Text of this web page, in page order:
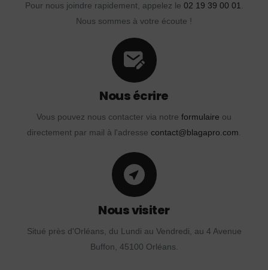
Pour nous joindre rapidement, appelez le 02 19 39 00 01.
Nous sommes à votre écoute !
Nous écrire
Vous pouvez nous contacter via notre formulaire ou
directement par mail à l'adresse contact@blagapro.com.
Nous visiter
Situé près d'Orléans, du Lundi au Vendredi, au 4 Avenue
Buffon, 45100 Orléans.